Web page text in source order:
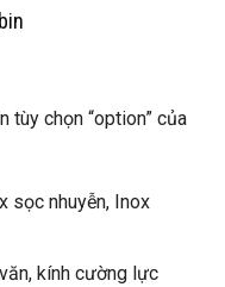
tùy chọn “option” của
sọc nhuyễn, Inox
kính cường lực